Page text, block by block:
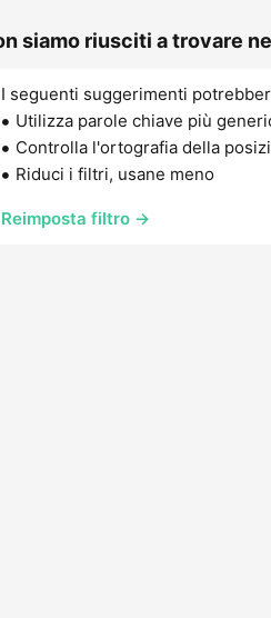
siamo riusciti a trovare
I seguenti suggerimenti
Utilizza parole chiave più
Controlla l'ortografia della
Riduci i filtri, usane meno
Reimposta filtro →